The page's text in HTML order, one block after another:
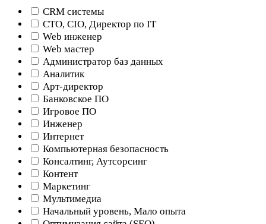
CRM системы
CTO, CIO, Директор по IT
Web инженер
Web мастер
Администратор баз данных
Аналитик
Арт-директор
Банковское ПО
Игровое ПО
Инженер
Интернет
Компьютерная безопасность
Консалтинг, Аутсорсинг
Контент
Маркетинг
Мультимедиа
Начальный уровень, Мало опыта